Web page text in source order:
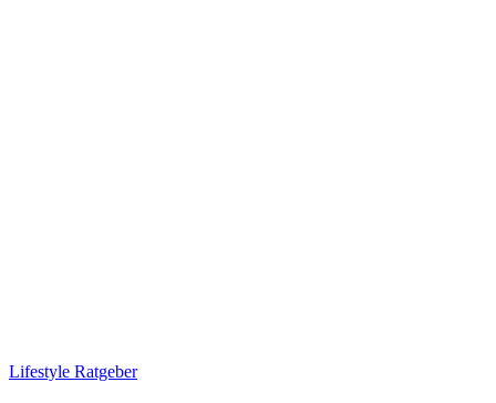
Lifestyle Ratgeber